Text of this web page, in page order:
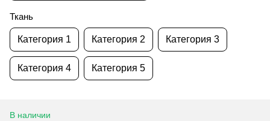
Ткань
Категория 1 Категория 2 Категория 3
Категория 4 Категория 5
В наличии